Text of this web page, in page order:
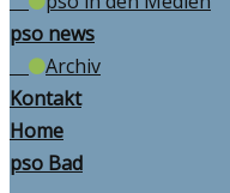
pso news
Archiv
Kontakt
Home
pso Bad